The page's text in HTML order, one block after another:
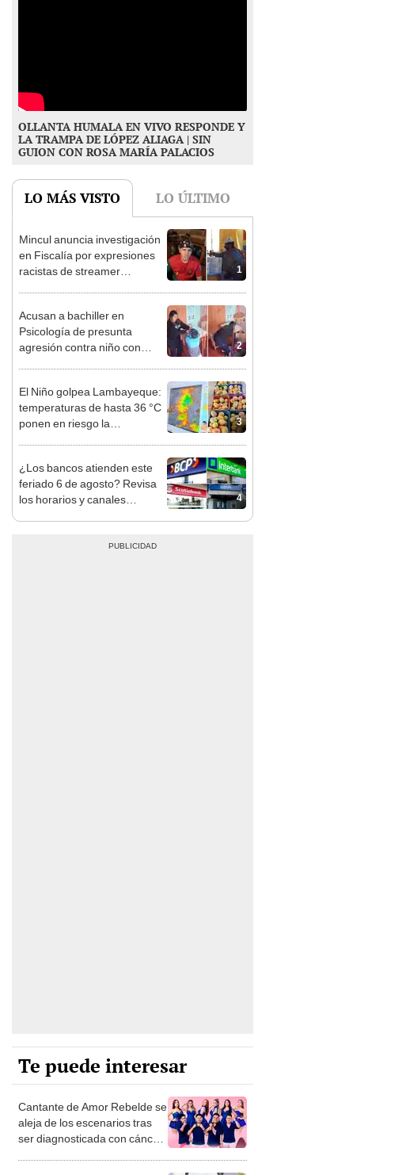
OLLANTA HUMALA EN VIVO RESPONDE Y
LA TRAMPA DE LÓPEZ ALIAGA | SIN
GUION CON ROSA MARÍA PALACIOS
LO MÁS VISTO LO ÚLTIMO
1
Mincul anuncia investigación
en Fiscalía por expresiones
racistas de streamer
2
Acusan a bachiller en
Psicología de presunta
agresión contra niño con
3
El Niño golpea Lambayeque:
temperaturas de hasta 36 °C
ponen en riesgo la
4
¿Los bancos atienden este
feriado 6 de agosto? Revisa
los horarios y canales
Te puede interesar
Cantante de Amor Rebelde se
aleja de los escenarios tras
ser diagnosticada con cáncer: